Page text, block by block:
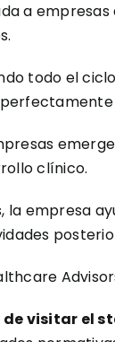
a
todo el
clínico.
la empresa
de visitar el